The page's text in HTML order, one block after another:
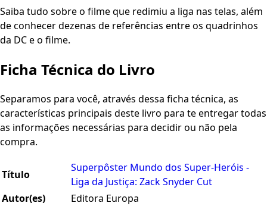
Saiba tudo sobre o filme que redimiu a liga nas telas, além
de conhecer dezenas de referências entre os quadrinhos
da DC e o filme.
Ficha Técnica do Livro
Separamos para você, através dessa ficha técnica, as
características principais deste livro para te entregar todas
as informações necessárias para decidir ou não pela
compra.
Título
Superpôster Mundo dos Super-Heróis -
Liga da Justiça: Zack Snyder Cut
Autor(es)
Editora Europa